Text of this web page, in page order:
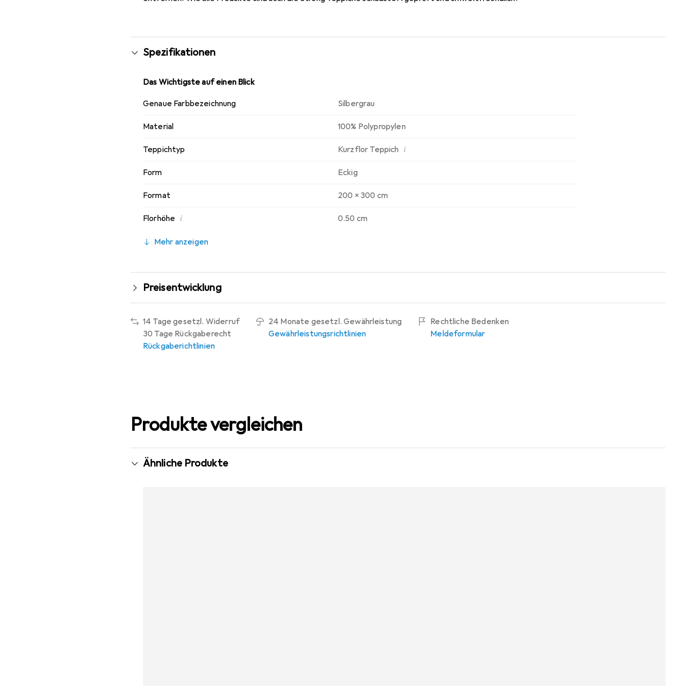
Spezifikationen
Das Wichtigste auf einen Blick
Genaue Farbbezeichnung Silbergrau
Material 100% Polypropylen
Teppichtyp Kurzflor Teppich i
Form Eckig
Format 200 x 300 cm
Florhöhe i 0.50 cm
Mehr anzeigen
Preisentwicklung
14 Tage gesetzl. Widerruf
30 Tage Rückgaberecht
Rückgaberichtlinien
24 Monate gesetzl. Gewährleistung
Gewährleistungsrichtlinien
Rechtliche Bedenken
Meldeformular
Produkte vergleichen
Ähnliche Produkte